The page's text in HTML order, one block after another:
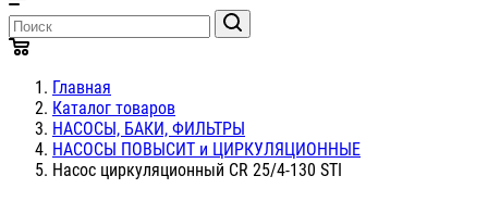
Главная
Каталог товаров
НАСОСЫ, БАКИ, ФИЛЬТРЫ
НАСОСЫ ПОВЫСИТ и ЦИРКУЛЯЦИОННЫЕ
Насос циркуляционный СR 25/4-130 STI